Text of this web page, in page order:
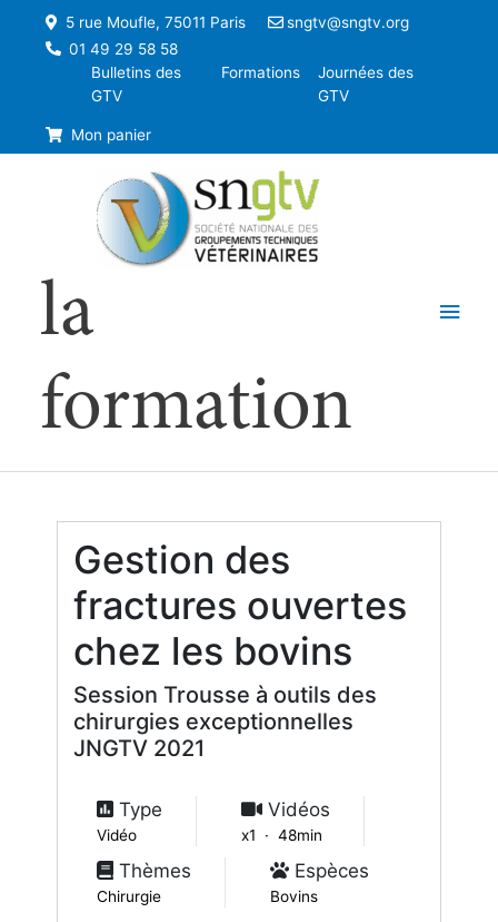
5 rue Moufle, 75011 Paris
sngtv@sngtv.org
01 49 29 58 58
Bulletins des
GTV
Formations
Journées des
GTV
Mon panier
la
formation
Gestion des
fractures ouvertes
chez les bovins
Session Trousse à outils des
chirurgies exceptionnelles
JNGTV 2021
Type
Vidéo
Vidéos
x1 · 48min
Thèmes
Chirurgie
Espèces
Bovins